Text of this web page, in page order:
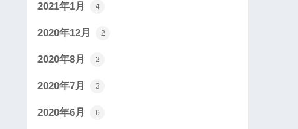
2021年1月 4
2020年12月 2
2020年8月 2
2020年7月 3
2020年6月 6